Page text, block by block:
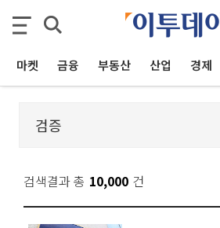
마켓 금융 부동산 산업 경제
검색결과 총 10,000 건